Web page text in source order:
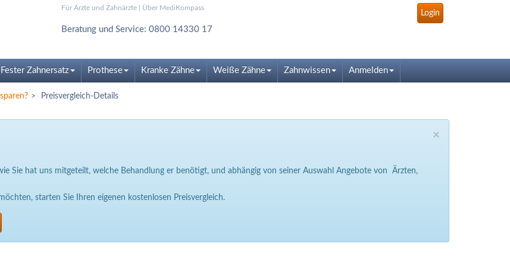
Für Ärzte und Zahnärzte| Über MediKompass
Login
Beratung und Service: 0800 14330 17
Fester Zahnersatz Prothese Kranke Zähne Weiße Zähne Zahnwissen Anmelden
Preisvergleich-Details
×
Sie hat uns mitgeteilt, welche Behandlung er benötigt, und abhängig von seiner Auswahl Angebote von Ärzten,
starten Sie Ihren eigenen kostenlosen Preisvergleich.